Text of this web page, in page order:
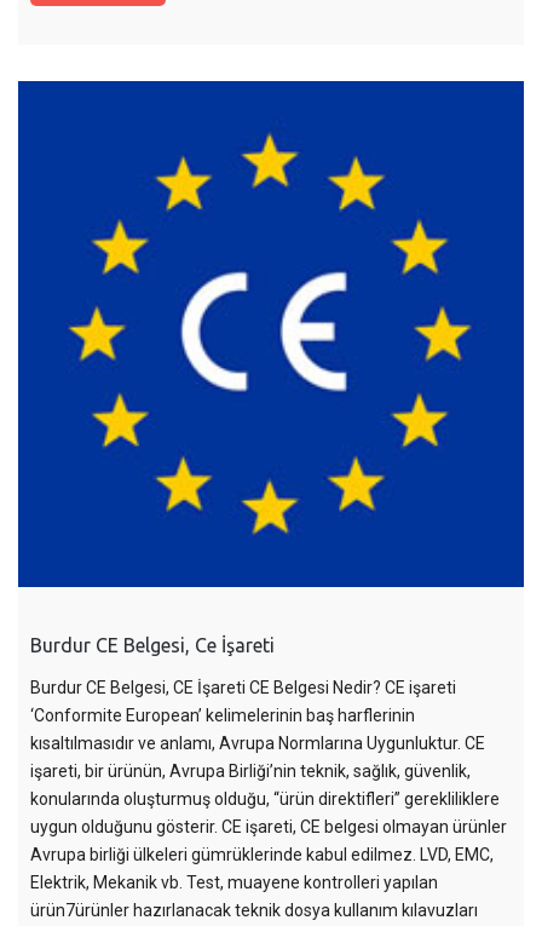
Burdur CE Belgesi, Ce İşareti
Burdur CE Belgesi, CE İşareti CE Belgesi Nedir? CE işareti
‘Conformite European’ kelimelerinin baş harflerinin
kısaltılmasıdır ve anlamı, Avrupa Normlarına Uygunluktur. CE
işareti, bir ürünün, Avrupa Birliği’nin teknik, sağlık, güvenlik,
konularında oluşturmuş olduğu, “ürün direktifleri” gerekliliklere
uygun olduğunu gösterir. CE işareti, CE belgesi olmayan ürünler
Avrupa birliği ülkeleri gümrüklerinde kabul edilmez. LVD, EMC,
Elektrik, Mekanik vb. Test, muayene kontrolleri yapılan
ürün7ürünler hazırlanacak teknik dosya kullanım kılavuzları